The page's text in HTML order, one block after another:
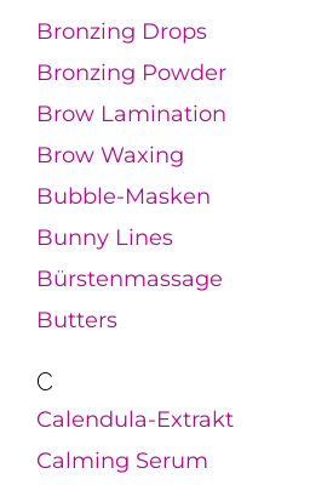
Bronzing Drops
Bronzing Powder
Brow Lamination
Brow Waxing
Bubble-Masken
Bunny Lines
Bürstenmassage
Butters
C
Calendula-Extrakt
Calming Serum